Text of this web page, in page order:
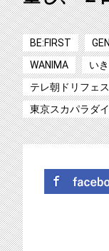
BE:FIRST
WANIMA
い
テレ朝ドリフェ
東京スカパラダ